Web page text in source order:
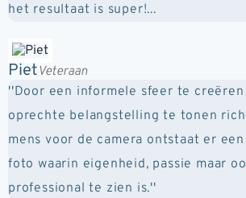
het resultaat is super!...
PietVeteraan
''Door een informele sfeer te creëren
oprechte belangstelling te tonen
mens voor de camera ontstaat er
foto waarin eigenheid, passie maar
professional te zien is.''